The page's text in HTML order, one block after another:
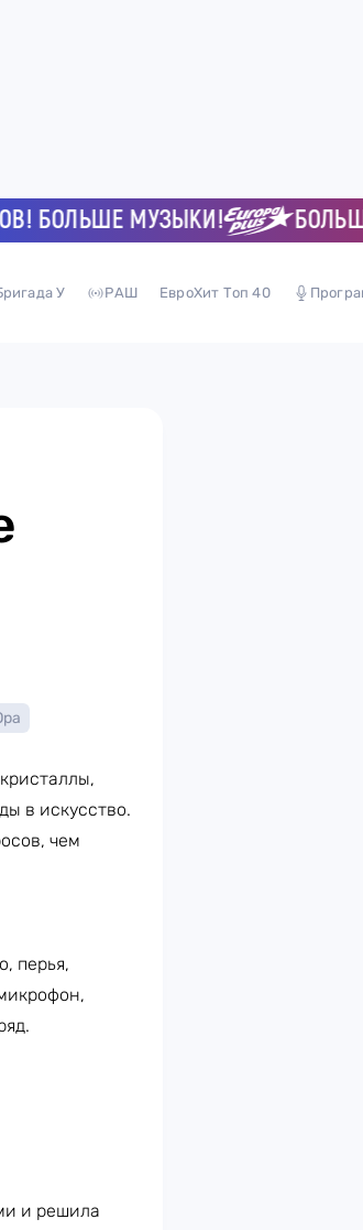
МУЗЫКИ! БОЛЬШЕ
У РАШ ЕвроХит Топ 40
в искусство.
чем
перья,
и решила